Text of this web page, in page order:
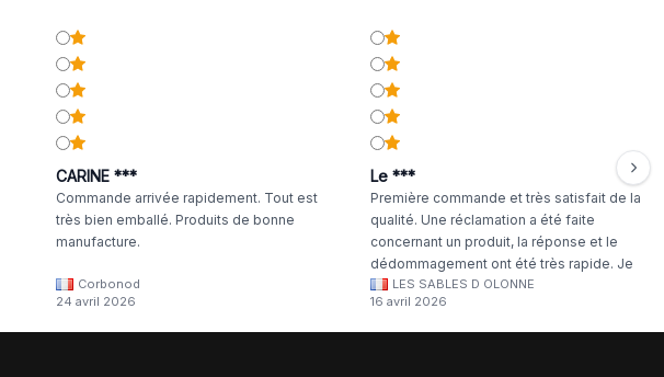
CARINE ***
Commande arrivée rapidement. Tout est
très bien emballé. Produits de bonne
manufacture.
Corbonod
24 avril 2026
Le ***
Première commande et très satisfait de la
qualité. Une réclamation a été faite
concernant un produit, la réponse et le
dédommagement ont été très rapide. Je
continuerai à commander chez WA Artisan
!
LES SABLES D OLONNE
16 avril 2026